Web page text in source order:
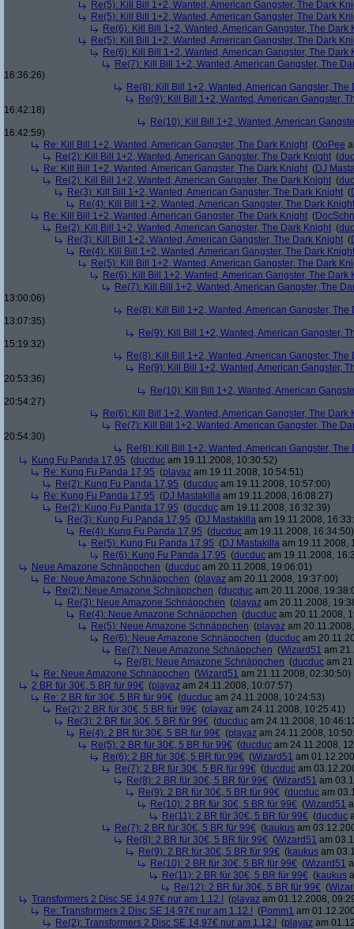
Re(5): Kill Bill 1+2, Wanted, American Gangster, The Dark
Re(5): Kill Bill 1+2, Wanted, American Gangster, The Dark
Re(6): Kill Bill 1+2, Wanted, American Gangster, The Dark
Re(5): Kill Bill 1+2, Wanted, American Gangster, The Dark
Re(6): Kill Bill 1+2, Wanted, American Gangster, The Dark
Re(7): Kill Bill 1+2, Wanted, American Gangster, The
16:36:26)
Re(8): Kill Bill 1+2, Wanted, American Gangster, The
Re(9): Kill Bill 1+2, Wanted, American Gangster,
16:42:18)
Re(10): Kill Bill 1+2, Wanted, American
16:42:59)
Re: Kill Bill 1+2, Wanted, American Gangster, The Dark Knight (OoPee
Re(2): Kill Bill 1+2, Wanted, American Gangster, The Dark Knight (
Re: Kill Bill 1+2, Wanted, American Gangster, The Dark Knight (DJ
Re(2): Kill Bill 1+2, Wanted, American Gangster, The Dark Knight (
Re(3): Kill Bill 1+2, Wanted, American Gangster, The Dark Knight (
Re(4): Kill Bill 1+2, Wanted, American Gangster, The Dark Knight
Re: Kill Bill 1+2, Wanted, American Gangster, The Dark Knight (
Re(2): Kill Bill 1+2, Wanted, American Gangster, The Dark Knight (
Re(3): Kill Bill 1+2, Wanted, American Gangster, The Dark Knight (
Re(4): Kill Bill 1+2, Wanted, American Gangster, The Dark Knight
Re(5): Kill Bill 1+2, Wanted, American Gangster, The Dark
Re(6): Kill Bill 1+2, Wanted, American Gangster, The Dark
Re(7): Kill Bill 1+2, Wanted, American Gangster, The
13:00:06)
Re(8): Kill Bill 1+2, Wanted, American Gangster, The
13:07:35)
Re(9): Kill Bill 1+2, Wanted, American Gangster,
15:19:32)
Re(8): Kill Bill 1+2, Wanted, American Gangster, The
Re(9): Kill Bill 1+2, Wanted, American Gangster,
20:53:36)
Re(10): Kill Bill 1+2, Wanted, American
20:54:27)
Re(6): Kill Bill 1+2, Wanted, American Gangster, The Dark
Re(7): Kill Bill 1+2, Wanted, American Gangster, The
20:54:30)
Re(8): Kill Bill 1+2, Wanted, American Gangster, The
Kung Fu Panda 17,95 (ducduc am 19.11.2008, 10:30:52)
Re: Kung Fu Panda 17,95 (playaz am 19.11.2008, 10:54:51)
Re(2): Kung Fu Panda 17,95 (ducduc am 19.11.2008, 10:57:00)
Re: Kung Fu Panda 17,95 (DJ Mastakilla am 19.11.2008, 16:08:27)
Re(2): Kung Fu Panda 17,95 (ducduc am 19.11.2008, 16:32:39)
Re(3): Kung Fu Panda 17,95 (DJ Mastakilla am 19.11.2008,
Re(4): Kung Fu Panda 17,95 (ducduc am 19.11.2008, 16:34:50)
Re(5): Kung Fu Panda 17,95 (DJ Mastakilla am 19.11.2008,
Re(6): Kung Fu Panda 17,95 (ducduc am 19.11.2008,
Neue Amazone Schnäppchen (ducduc am 20.11.2008, 19:06:01)
Re: Neue Amazone Schnäppchen (playaz am 20.11.2008, 19:37:00)
Re(2): Neue Amazone Schnäppchen (ducduc am 20.11.2008,
Re(3): Neue Amazone Schnäppchen (playaz am 20.11.2008,
Re(4): Neue Amazone Schnäppchen (ducduc am 20.11.2008,
Re(5): Neue Amazone Schnäppchen (playaz am
Re(6): Neue Amazone Schnäppchen (ducduc am
Re(7): Neue Amazone Schnäppchen (Wizard51 am
Re(8): Neue Amazone Schnäppchen (ducduc am
Re: Neue Amazone Schnäppchen (Wizard51 am 21.11.2008, 02:30:50)
2 BR für 30€, 5 BR für 99€ (playaz am 24.11.2008, 10:07:57)
Re: 2 BR für 30€, 5 BR für 99€ (ducduc am 24.11.2008, 10:24:53)
Re(2): 2 BR für 30€, 5 BR für 99€ (playaz am 24.11.2008, 10:25:41)
Re(3): 2 BR für 30€, 5 BR für 99€ (ducduc am 24.11.2008,
Re(4): 2 BR für 30€, 5 BR für 99€ (playaz am 24.11.2008,
Re(5): 2 BR für 30€, 5 BR für 99€ (ducduc am 24.11.2008,
Re(6): 2 BR für 30€, 5 BR für 99€ (Wizard51 am
Re(7): 2 BR für 30€, 5 BR für 99€ (ducduc am
Re(8): 2 BR für 30€, 5 BR für 99€ (Wizard51 am
Re(9): 2 BR für 30€, 5 BR für 99€ (ducduc am
Re(10): 2 BR für 30€, 5 BR für 99€ (Wizard51
Re(11): 2 BR für 30€, 5 BR für 99€ (ducduc
Re(7): 2 BR für 30€, 5 BR für 99€ (kaukus am
Re(8): 2 BR für 30€, 5 BR für 99€ (Wizard51 am
Re(9): 2 BR für 30€, 5 BR für 99€ (kaukus am
Re(10): 2 BR für 30€, 5 BR für 99€ (Wizard51
Re(11): 2 BR für 30€, 5 BR für 99€ (kaukus
Re(12): 2 BR für 30€, 5 BR für 99€ (
Transformers 2 Disc SE 14,97€ nur am 1.12.! (playaz am 01.12.2008,
Re: Transformers 2 Disc SE 14,97€ nur am 1.12.! (Pomm1 am
Re(2): Transformers 2 Disc SE 14,97€ nur am 1.12.! (playaz am